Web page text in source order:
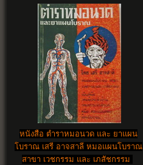
หนังสือ ตำราหมอนวด และ ยาแผน
โบราณ เสรี อาจสาลี หมอแผนโบราณ
สาขา เวชกรรม และ เภสัชกรรม